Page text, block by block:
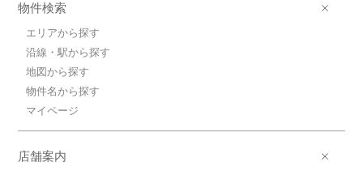
物件検索
エリアから探す
沿線・駅から探す
地図から探す
物件名から探す
マイページ
店舗案内